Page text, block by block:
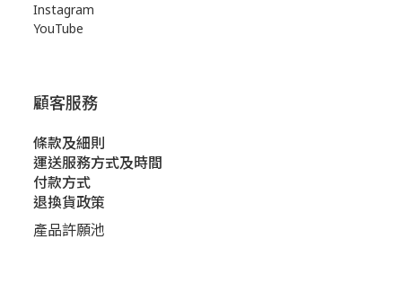
Instagram
YouTube
顧客服務
條款及細則
運送服務方式及時間
付款方式
退換貨政策
產品許願池